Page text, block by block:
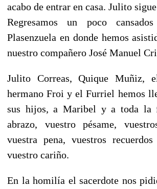
acabo de entrar en casa. Julito
Regresamos un poco
Plasenzuela en donde hemos
nuestro compañero José Manuel
Julito Correas, Quique Muñiz,
hermano Froi y el Furriel hemos
sus hijos, a Maribel y a toda la
abrazo, vuestro pésame,
vuestra pena, vuestros
vuestro cariño.
En la homilía el sacerdote nos